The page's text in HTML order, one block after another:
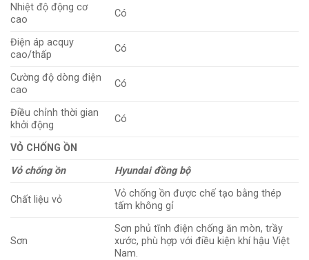
Nhiệt độ động cơ
cao
Có
Điện áp acquy
cao/thấp
Có
Cường độ dòng điện
cao
Có
Điều chỉnh thời gian
khởi động
Có
VỎ CHỐNG ỒN
Vỏ chống ồn
Hyundai đồng bộ
Chất liệu vỏ
Vỏ chống ồn được chế tạo bằng thép
tấm không gỉ
Sơn
Sơn phủ tĩnh điện chống ăn mòn, trầy
xước, phù hợp với điều kiện khí hậu Việt
Nam.